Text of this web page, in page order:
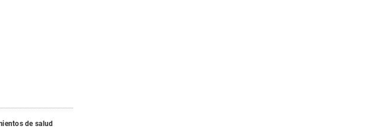
de salud